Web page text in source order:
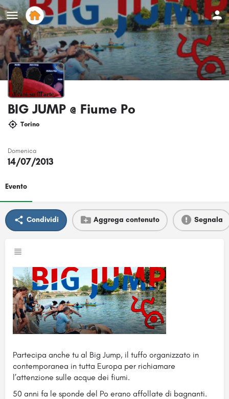
BIG JUMP @ Fiume Po
Torino
Domenica
14/07/2013
Evento
Condividi Aggrega contenuto Segnala
Partecipa anche tu al Big Jump, il tuffo organizzato in
contemporanea in tutta Europa per richiamare
l’attenzione sulle acque dei fiumi.
50 anni fa le sponde del Po erano affollate di bagnanti.